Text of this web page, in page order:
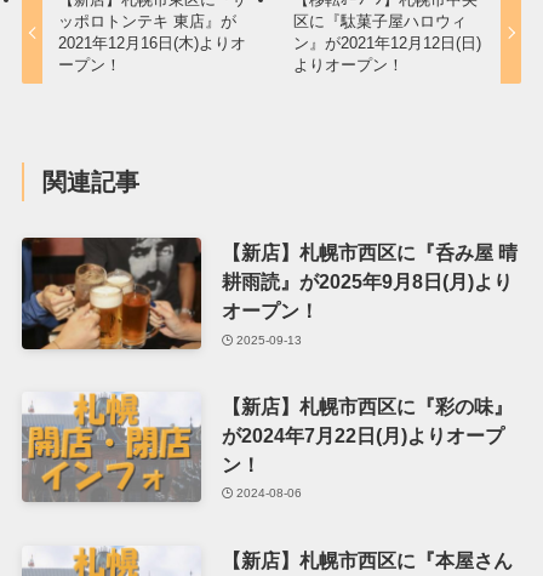
ッポロトンテキ 東店』が
2021年12月16日(木)よりオ
ープン！
区に『駄菓子屋ハロウィ
ン』が2021年12月12日(日)
よりオープン！
関連記事
【新店】札幌市西区に『呑み屋 晴
耕雨読』が2025年9月8日(月)より
オープン！
2025-09-13
【新店】札幌市西区に『彩の味』
が2024年7月22日(月)よりオープ
ン！
2024-08-06
【新店】札幌市西区に『本屋さん